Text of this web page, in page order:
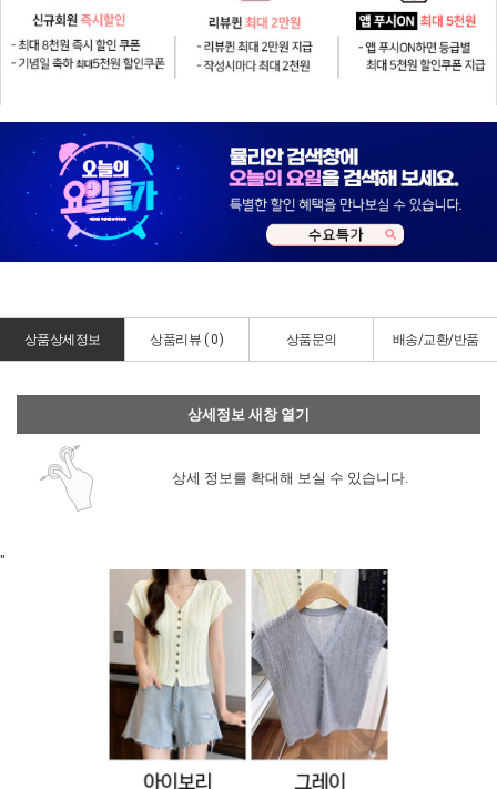
상품상세정보 상품리뷰 ( 0) 상품문의 배송/교환/반품
상세정보 새창 열기
상세 정보를 확대해 보실 수 있습니다.
"